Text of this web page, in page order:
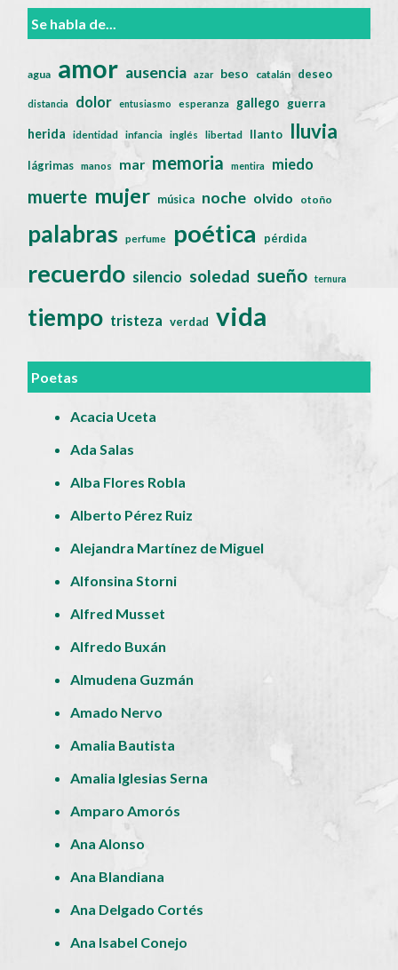
Se habla de...
agua amor ausencia azar beso catalán deseo
distancia dolor entusiasmo esperanza gallego guerra
herida identidad infancia inglés libertad llanto lluvia
lágrimas manos mar memoria mentira miedo
muerte mujer música noche olvido otoño
palabras perfume poética pérdida
recuerdo silencio soledad sueño ternura
tiempo tristeza verdad vida
Poetas
Acacia Uceta
Ada Salas
Alba Flores Robla
Alberto Pérez Ruiz
Alejandra Martínez de Miguel
Alfonsina Storni
Alfred Musset
Alfredo Buxán
Almudena Guzmán
Amado Nervo
Amalia Bautista
Amalia Iglesias Serna
Amparo Amorós
Ana Alonso
Ana Blandiana
Ana Delgado Cortés
Ana Isabel Conejo